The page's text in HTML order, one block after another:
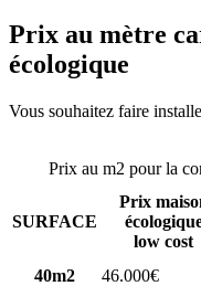
Prix au mètre
écologique
Vous souhaitez faire
Prix au m2 pour la
SURFACE
Prix
low cost
40m2
46.000€